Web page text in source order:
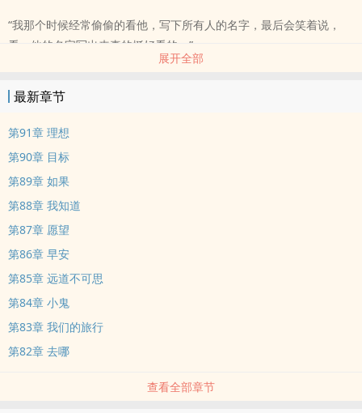
“我那个时候经常偷偷的看他，写下所有人的名字，最后会笑着说，
看，他的名字写出来真的挺好看的。”
展开全部
最新章节
第91章 理想
第90章 目标
第89章 如果
第88章 我知道
第87章 愿望
第86章 早安
第85章 远道不可思
第84章 小鬼
第83章 我们的旅行
第82章 去哪
查看全部章节